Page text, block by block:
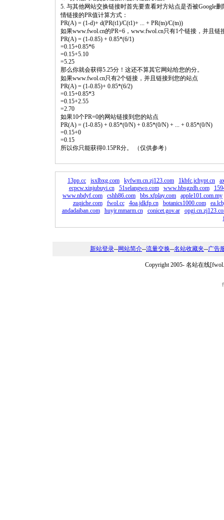
5. 与其他网站交换链接时首先要查看对方站点是否被Google
情链接的PR值计算方式：
PR(A) = (1-d)+ d(PR(t1)/C(t1)+ ... + PR(tn)/C(tn))
如果www.fwol.cn的PR=6，www.fwol.cn只有1个链接，并且链
PR(A) = (1-0.85) + 0.85*(6/1)
=0.15+0.85*6
=0.15+5.10
=5.25
那么你就会获得5.25分！这还不算其它网站给您的分。
如果www.fwol.cn只有2个链接，并且链接到您的站点
PR(A) = (1-0.85)+ 0.85*(6/2)
=0.15+0.85*3
=0.15+2.55
=2.70
如果10个PR=0的网站链接到您的站点
PR(A) = (1-0.85) + 0.85*(0/N) + 0.85*(0/N) + ... + 0.85*(0/N)
=0.15+0
=0.15
所以你只能获得0.15PR分。 （仅供参考）
13pp.cc jsxlbxg.com kyfwm.cn.zj123.com 1kbfc.jchypt.cn
ecpcw.xinjubuyi.cn
51selangwo.com www.hbsgzdh.com
www.nbdyf.com
cshh86.com bbs.xfplay.com
apple101.com.my
zuqiche.com
fwol.cc 4oa.jdkfp.cn botanics1000.com
andadaiban.com
huyjr.mmarm.cn conicet.gov.ar
新站登录--网站简介--流量交换--名站收藏夹--广告
Copyright 2005- 名站在线